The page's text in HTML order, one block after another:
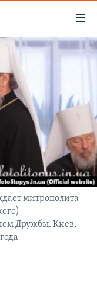
митрополита
Дружбы. Киев,